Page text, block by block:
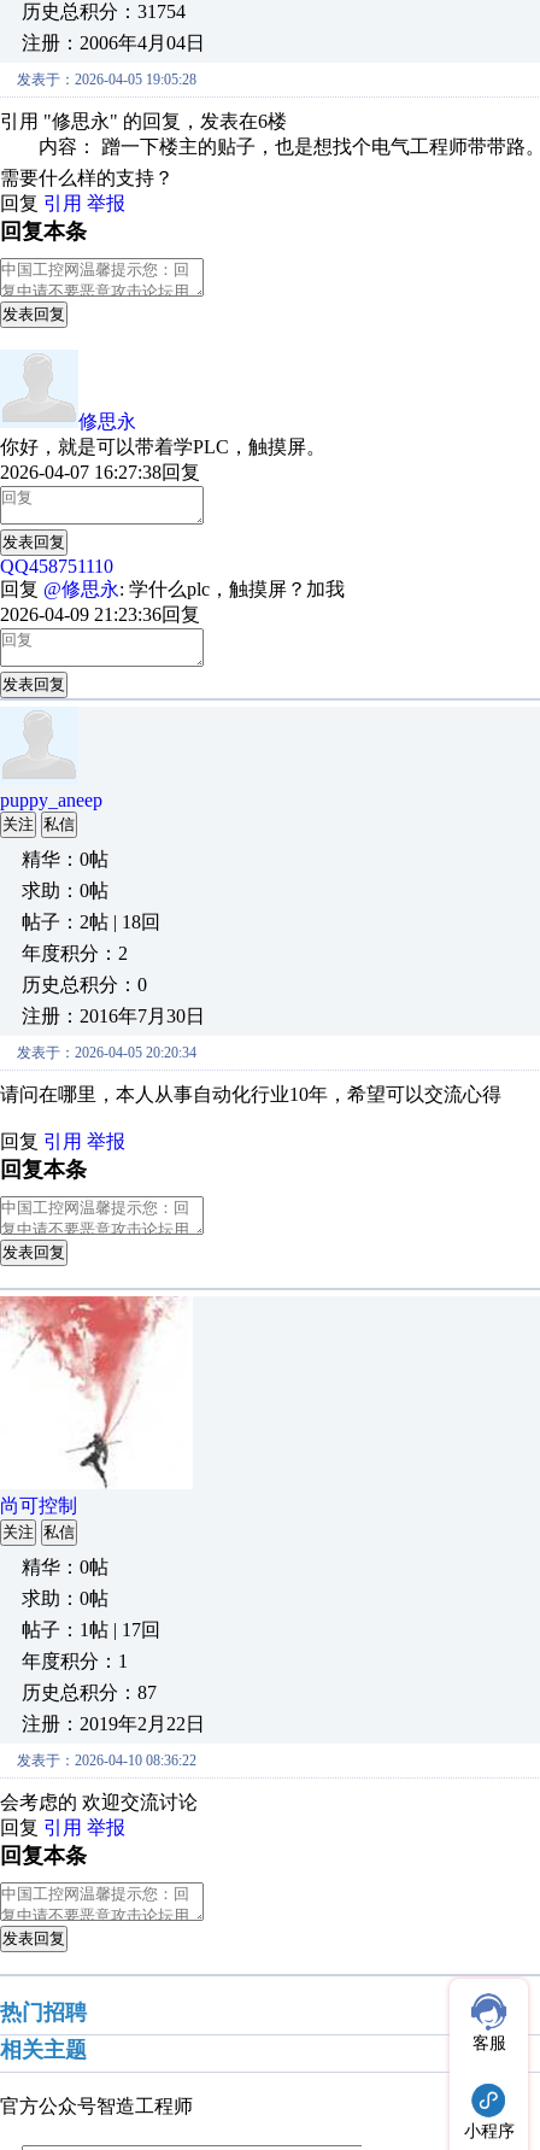
历史总积分：31754
注册：2006年4月04日
发表于：2026-04-05 19:05:28
引用 "修思永" 的回复，发表在6楼
内容： 蹭一下楼主的贴子，也是想找个电气工程师带带路
需要什么样的支持？
回复 引用 举报
回复本条
发表回复
修思永
你好，就是可以带着学PLC，触摸屏。
2026-04-07 16:27:38回复
发表回复
QQ458751110
回复 @修思永: 学什么plc，触摸屏？加我
2026-04-09 21:23:36回复
发表回复
puppy_aneep
关注 私信
精华：0帖
求助：0帖
帖子：2帖 | 18回
年度积分：2
历史总积分：0
注册：2016年7月30日
发表于：2026-04-05 20:20:34
请问在哪里，本人从事自动化行业10年，希望可以交流心得
回复 引用 举报
回复本条
发表回复
尚可控制
关注 私信
精华：0帖
求助：0帖
帖子：1帖 | 17回
年度积分：1
历史总积分：87
注册：2019年2月22日
发表于：2026-04-10 08:36:22
会考虑的 欢迎交流讨论
回复 引用 举报
回复本条
发表回复
热门招聘
相关主题
官方公众号智造工程师
客服
小程序